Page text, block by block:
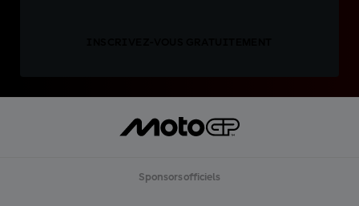
Sponsors officiels